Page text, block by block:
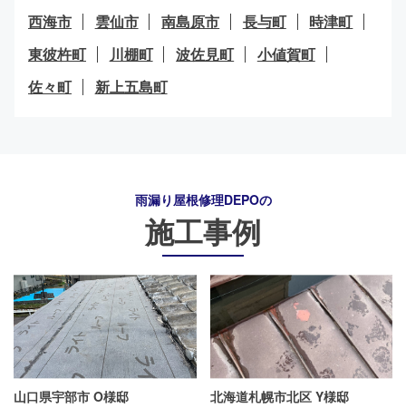
西海市
雲仙市 南島原市 長与町
時津町
東彼杵町
川棚町 波佐見町
小値賀町
佐々町
新上五島町
雨漏り屋根修理DEPOの
施工事例
山口県宇部市 O様邸 北海道札幌市北区 Y様邸